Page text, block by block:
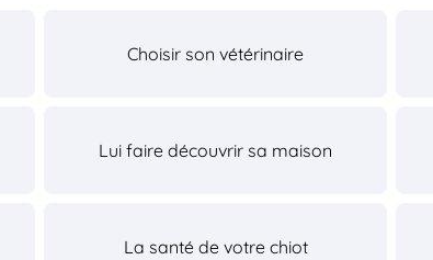
Choisir son vétérinaire
Lui faire découvrir sa maison
La santé de votre chiot